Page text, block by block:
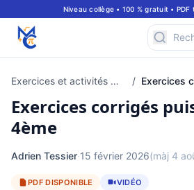
Niveau collège • 100 % gratuit •
Exercices et activités mathématiques pour classe de 4ème /
Exercices corrigés
4ème
Adrien Tessier·15 février 2026(màj 4
PDF DISPONIBLE VIDÉO